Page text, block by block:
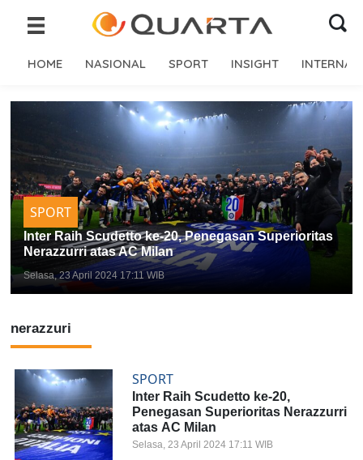
HOME NASIONAL SPORT INSIGHT
SPORT
Inter Raih Scudetto ke-20, Penegasan Superioritas
Nerazzurri atas AC Milan
Selasa, 23 April 2024 17:11 WIB
nerazzuri
SPORT
Inter Raih Scudetto ke-20,
Penegasan Superioritas Nerazzurri
atas AC Milan
Selasa, 23 April 2024 17:11 WIB